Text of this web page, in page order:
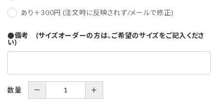
あり＋300円 (注文時に反映されず/メールで修正)
●備考 (サイズオーダーの方は、ご希望のサイズをご記入くださ
い)
数量 － ＋